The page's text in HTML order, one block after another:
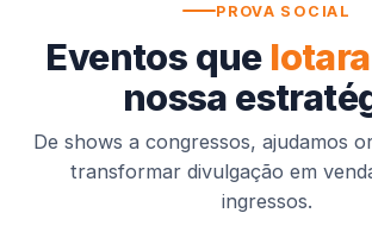
PROVA SOCIAL
Eventos que
nossa
De shows a congressos, ajudamos
transformar divulgação em
ingressos.